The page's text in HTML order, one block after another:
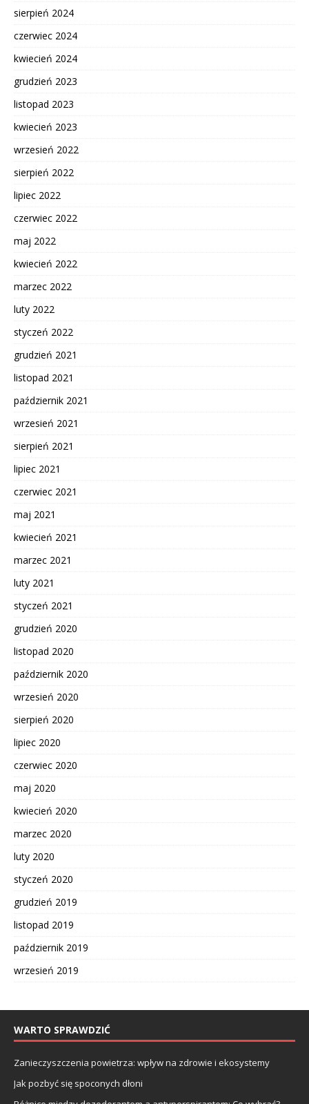
sierpień 2024
czerwiec 2024
kwiecień 2024
grudzień 2023
listopad 2023
kwiecień 2023
wrzesień 2022
sierpień 2022
lipiec 2022
czerwiec 2022
maj 2022
kwiecień 2022
marzec 2022
luty 2022
styczeń 2022
grudzień 2021
listopad 2021
październik 2021
wrzesień 2021
sierpień 2021
lipiec 2021
czerwiec 2021
maj 2021
kwiecień 2021
marzec 2021
luty 2021
styczeń 2021
grudzień 2020
listopad 2020
październik 2020
wrzesień 2020
sierpień 2020
lipiec 2020
czerwiec 2020
maj 2020
kwiecień 2020
marzec 2020
luty 2020
styczeń 2020
grudzień 2019
listopad 2019
październik 2019
wrzesień 2019
WARTO SPRAWDZIĆ
Zanieczyszczenia powietrza: wpływ na zdrowie i ekosystemy
Jak pozbyć się spoconych dłoni